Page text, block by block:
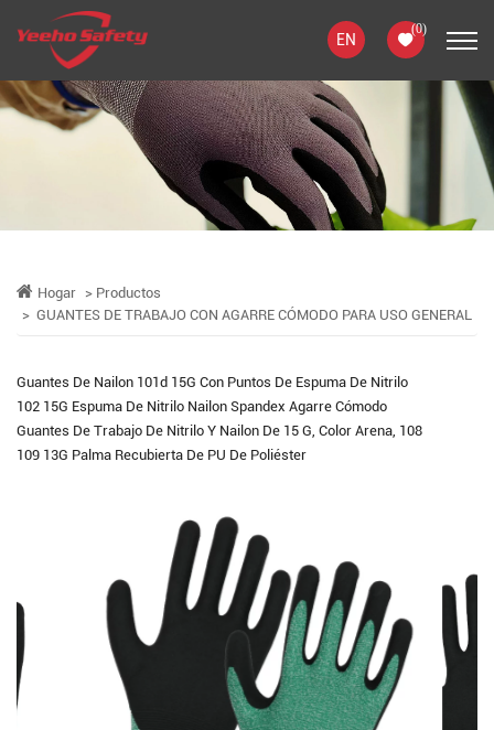
EN
(0)
Hogar
Productos
GUANTES DE TRABAJO CON AGARRE CÓMODO PARA USO GENERAL
Guantes De Nailon 101d 15G Con Puntos De Espuma De Nitrilo
102 15G Espuma De Nitrilo Nailon Spandex Agarre Cómodo
Guantes De Trabajo De Nitrilo Y Nailon De 15 G, Color Arena, 108
109 13G Palma Recubierta De PU De Poliéster